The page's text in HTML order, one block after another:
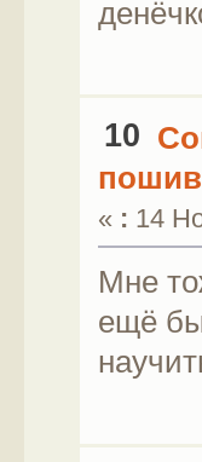
10
« : 14
Мне
ещё